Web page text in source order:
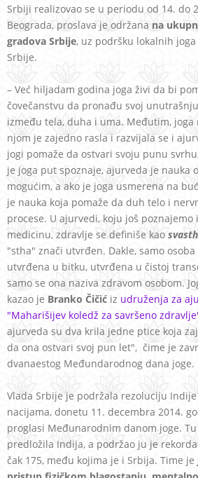
Srbiji realizovao se u periodu od 14. do
Beograda, proslava je održana na
gradova Srbije, uz podršku lokalnih joga
Srbije.
– Već hiljadam godina joga živi da bi
čovečanstvu da pronađu svoj
između tela, duha i uma. Međutim, joga
njom je zajedno rasla i razvijala se i
jogi pomaže da ostvari svoju punu
je joga put spoznaje, ajurveda je nauka
mogućim, a ako je joga usmerena na
je nauka koja pomaže da duh telo i
procese. U ajurvedi, koju još
medicinu, zdravlje se definiše kao
"stha" znači utvrđen. Dakle, samo
utvrđena u bitku, utvrđena u čistoj
samo se ona naziva zdravom osobom.
kazao je Branko Čičić iz udruženja za
"Maharišijev koledž za savršeno
ajurveda su dva krila jedne ptice koja
da ona ostvari svoj pun let", čime je
dvanaestog Međundarodnog dana joge.
Vlada Srbije je podržala rezoluciju
nacijama, donetu 11. decembra 2014.
proglasi Međunarodnim danom joge.
predložila Indija, a podržao ju je
čak 175, među kojima je i Srbija. Time je